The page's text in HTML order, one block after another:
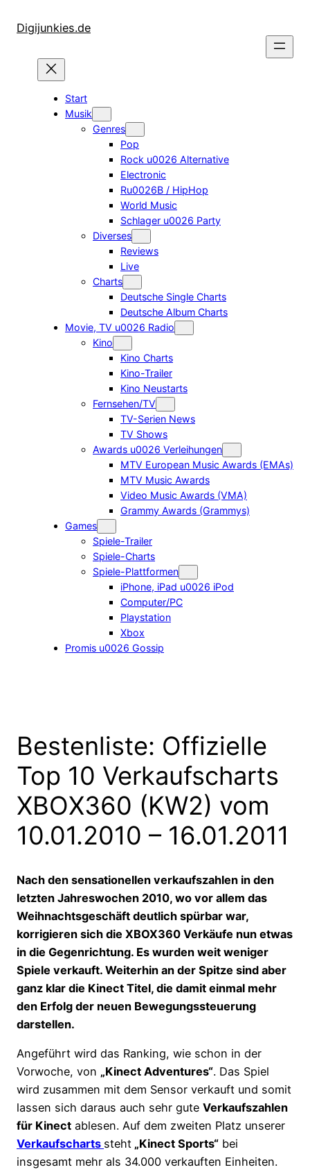
InhaltDigijunkies.de
Start
Musik
Genres
Pop
Rock u0026 Alternative
Electronic
Ru0026B / HipHop
World Music
Schlager u0026 Party
Diverses
Reviews
Live
Charts
Deutsche Single Charts
Deutsche Album Charts
Movie, TV u0026 Radio
Kino
Kino Charts
Kino-Trailer
Kino Neustarts
Fernsehen/TV
TV-Serien News
TV Shows
Awards u0026 Verleihungen
MTV European Music Awards (EMAs)
MTV Music Awards
Video Music Awards (VMA)
Grammy Awards (Grammys)
Games
Spiele-Trailer
Spiele-Charts
Spiele-Plattformen
iPhone, iPad u0026 iPod
Computer/PC
Playstation
Xbox
Promis u0026 Gossip
Bestenliste: Offizielle
Top 10 Verkaufscharts
XBOX360 (KW2) vom
10.01.2010 – 16.01.2011
Nach den sensationellen verkaufszahlen in den
letzten Jahreswochen 2010, wo vor allem das
Weihnachtsgeschäft deutlich spürbar war,
korrigieren sich die XBOX360 Verkäufe nun etwas
in die Gegenrichtung. Es wurden weit weniger
Spiele verkauft. Weiterhin an der Spitze sind aber
ganz klar die Kinect Titel, die damit einmal mehr
den Erfolg der neuen Bewegungssteuerung
darstellen.
Angeführt wird das Ranking, wie schon in der
Vorwoche, von „Kinect Adventures“. Das Spiel
wird zusammen mit dem Sensor verkauft und somit
lassen sich daraus auch sehr gute Verkaufszahlen
für Kinect ablesen. Auf dem zweiten Platz unserer
Verkaufscharts steht „Kinect Sports“ bei
insgesamt mehr als 34.000 verkauften Einheiten.